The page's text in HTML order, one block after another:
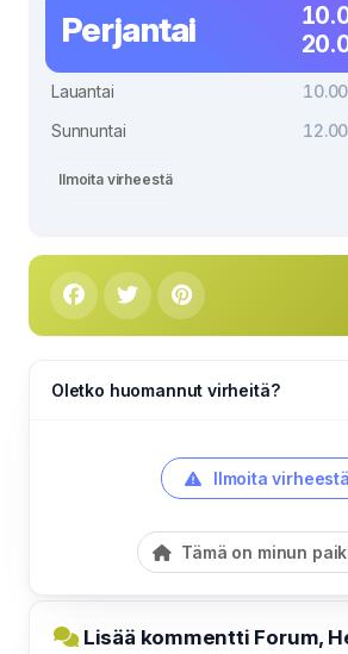
Perjantai
Lauantai
Sunnuntai
Ilmoita virheestä
Oletko huomannut virheitä?
Ilmoita virheestä
Tämä on minun
Lisää kommentti Forum,